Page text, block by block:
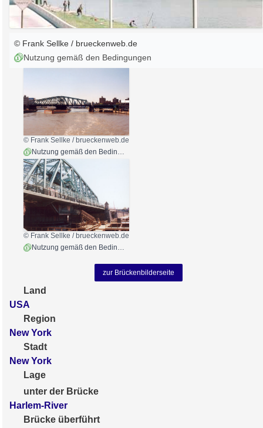
© Frank Sellke / brueckenweb.de
Nutzung gemäß den Bedingungen
© Frank Sellke / brueckenweb.de
© Frank Sellke / brueckenweb.de
Nutzung gemäß den Bedingungen
zur Brückenbilderseite
Land
USA
Region
New York
Stadt
New York
Lage
unter der Brücke
Harlem-River
Brücke überführt